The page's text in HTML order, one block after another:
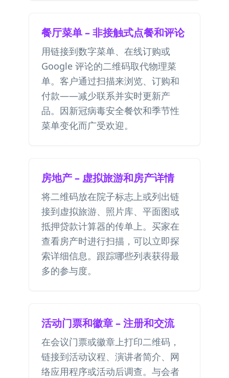
餐厅菜单 – 非接触式点餐和评论
用链接到数字菜单、在线订购或
Google 评论的二维码取代物理菜
单。客户通过扫描来浏览、订购和
付款——减少联系并实时更新产
品。因新冠病毒安全餐饮和季节性
菜单变化而广受欢迎。
房地产 – 虚拟旅游和房产详情
将二维码放在院子标志上或列出链
接到虚拟旅游、照片库、平面图或
抵押贷款计算器的传单上。买家在
查看房产时进行扫描，可以立即探
索详细信息。跟踪哪些列表获得最
多的参与度。
活动门票和徽章 – 注册和交流
在会议门票或徽章上打印二维码，
链接到活动议程、演讲者简介、网
络应用程序或活动后调查。与会者